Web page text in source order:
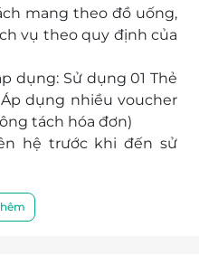
mang theo đồ uống,
vụ theo quy định của
dụng: Sử dụng 01 Thẻ
dụng nhiều voucher
tách hóa đơn)
hệ trước khi đến sử
cửa hàng.